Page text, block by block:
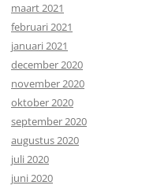
maart 2021
februari 2021
januari 2021
december 2020
november 2020
oktober 2020
september 2020
augustus 2020
juli 2020
juni 2020